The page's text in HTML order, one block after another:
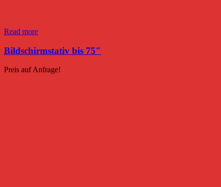
Read more
Bildschirmstativ bis 75″
Preis auf Anfrage!